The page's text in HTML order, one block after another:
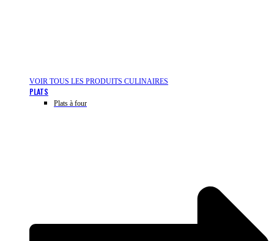
VOIR TOUS LES PRODUITS CULINAIRES
PLATS
Plats à four